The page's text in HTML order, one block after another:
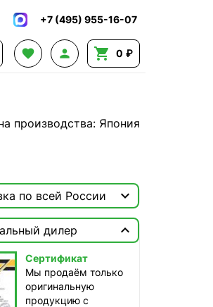
+7 (495) 955-16-07
   0 ₽
производства: Япония
по всей России 
— Курьер
от 350 ₽
— Самовывоз
бесплатно
дилер

Сертификат
Мы продаём только
оригинальную
продукцию с